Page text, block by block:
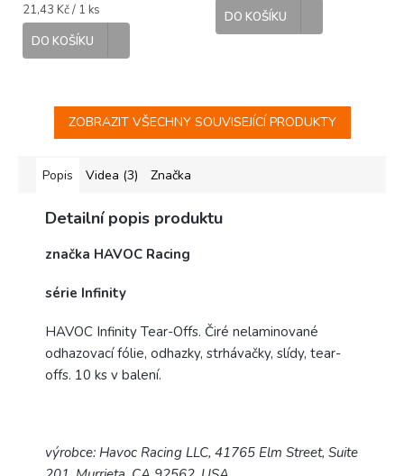
Měrná
cena:
21,43 Kč / 1 ks
DO KOŠÍKU
DO KOŠÍKU
ZOBRAZIT VŠECHNY SOUVISEJÍCÍ PRODUKTY
Popis Videa (3) Značka
Detailní popis produktu
značka HAVOC Racing
série Infinity
HAVOC Infinity Tear-Offs. Čiré nelaminované
odhazovací fólie, odhazky, strhávačky, slídy, tear-
offs. 10 ks v balení.
výrobce: Havoc Racing LLC, 41765 Elm Street, Suite